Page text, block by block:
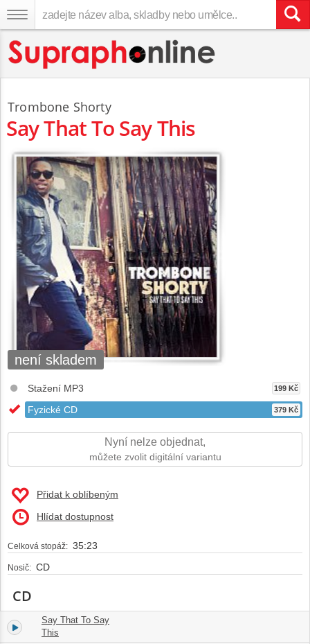
Trombone Shorty
Say That To Say This
není skladem
Stažení MP3 199 Kč
Fyzické CD 379 Kč
Nyní nelze objednat,
můžete zvolit digitální variantu
Přidat k oblíbeným
Hlídat dostupnost
Celková stopáž: 35:23
Nosič: CD
CD
1.
Say That To Say
This